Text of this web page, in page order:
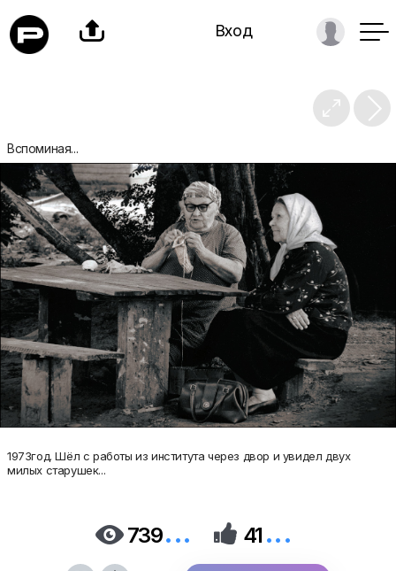
 Вход

Вспоминая...
1973год. Шёл с работы из института через двор и увидел двух
милых старушек...
 739...  41...